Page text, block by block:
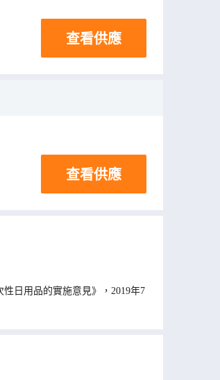
查看供應
查看供應
日用品的實施意見》，2019年7